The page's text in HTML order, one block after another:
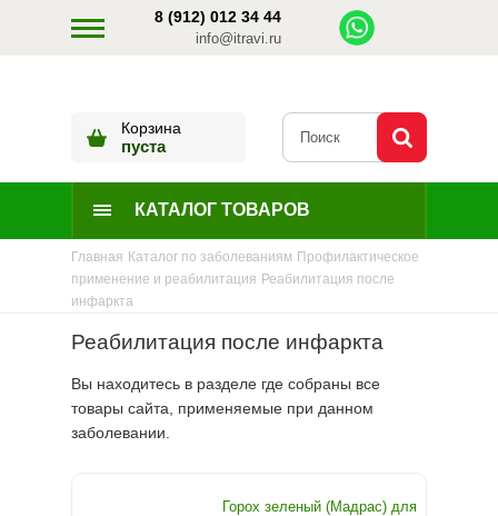
8 (912) 012 34 44
info@itravi.ru
Корзина
пуста
КАТАЛОГ ТОВАРОВ
Главная Каталог по заболеваниям Профилактическое
применение и реабилитация Реабилитация после
инфаркта
Реабилитация после инфаркта
Вы находитесь в разделе где собраны все
товары сайта, применяемые при данном
заболевании.
Горох зеленый (Мадрас) для